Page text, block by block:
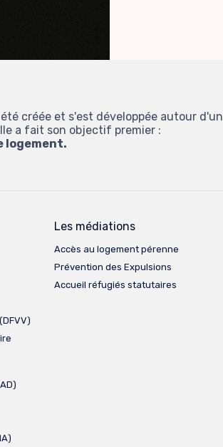
créée et s'est développée autour d'un
a fait son objectif premier :
logement.
Les médiations
Accès au logement pérenne
Prévention des Expulsions
Accueil réfugiés statutaires